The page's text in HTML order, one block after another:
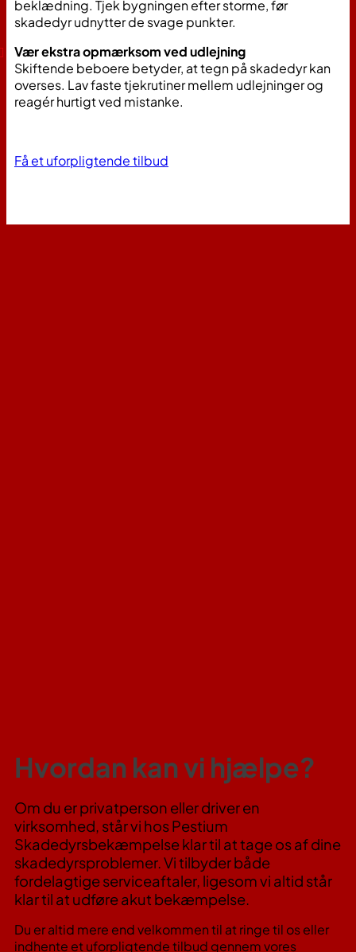
beklædning. Tjek bygningen efter storme, før
skadedyr udnytter de svage punkter.
Vær ekstra opmærksom ved udlejning
Skiftende beboere betyder, at tegn på skadedyr kan
overses. Lav faste tjekrutiner mellem udlejninger og
reagér hurtigt ved mistanke.
Få et uforpligtende tilbud
Hvordan kan vi hjælpe?
Om du er privatperson eller driver en
virksomhed, står vi hos Pestium
Skadedyrsbekæmpelse klar til at tage os af dine
skadedyrsproblemer. Vi tilbyder både
fordelagtige serviceaftaler, ligesom vi altid står
klar til at udføre akut bekæmpelse.
Du er altid mere end velkommen til at ringe til os eller
indhente et uforpligtende tilbud gennem vores